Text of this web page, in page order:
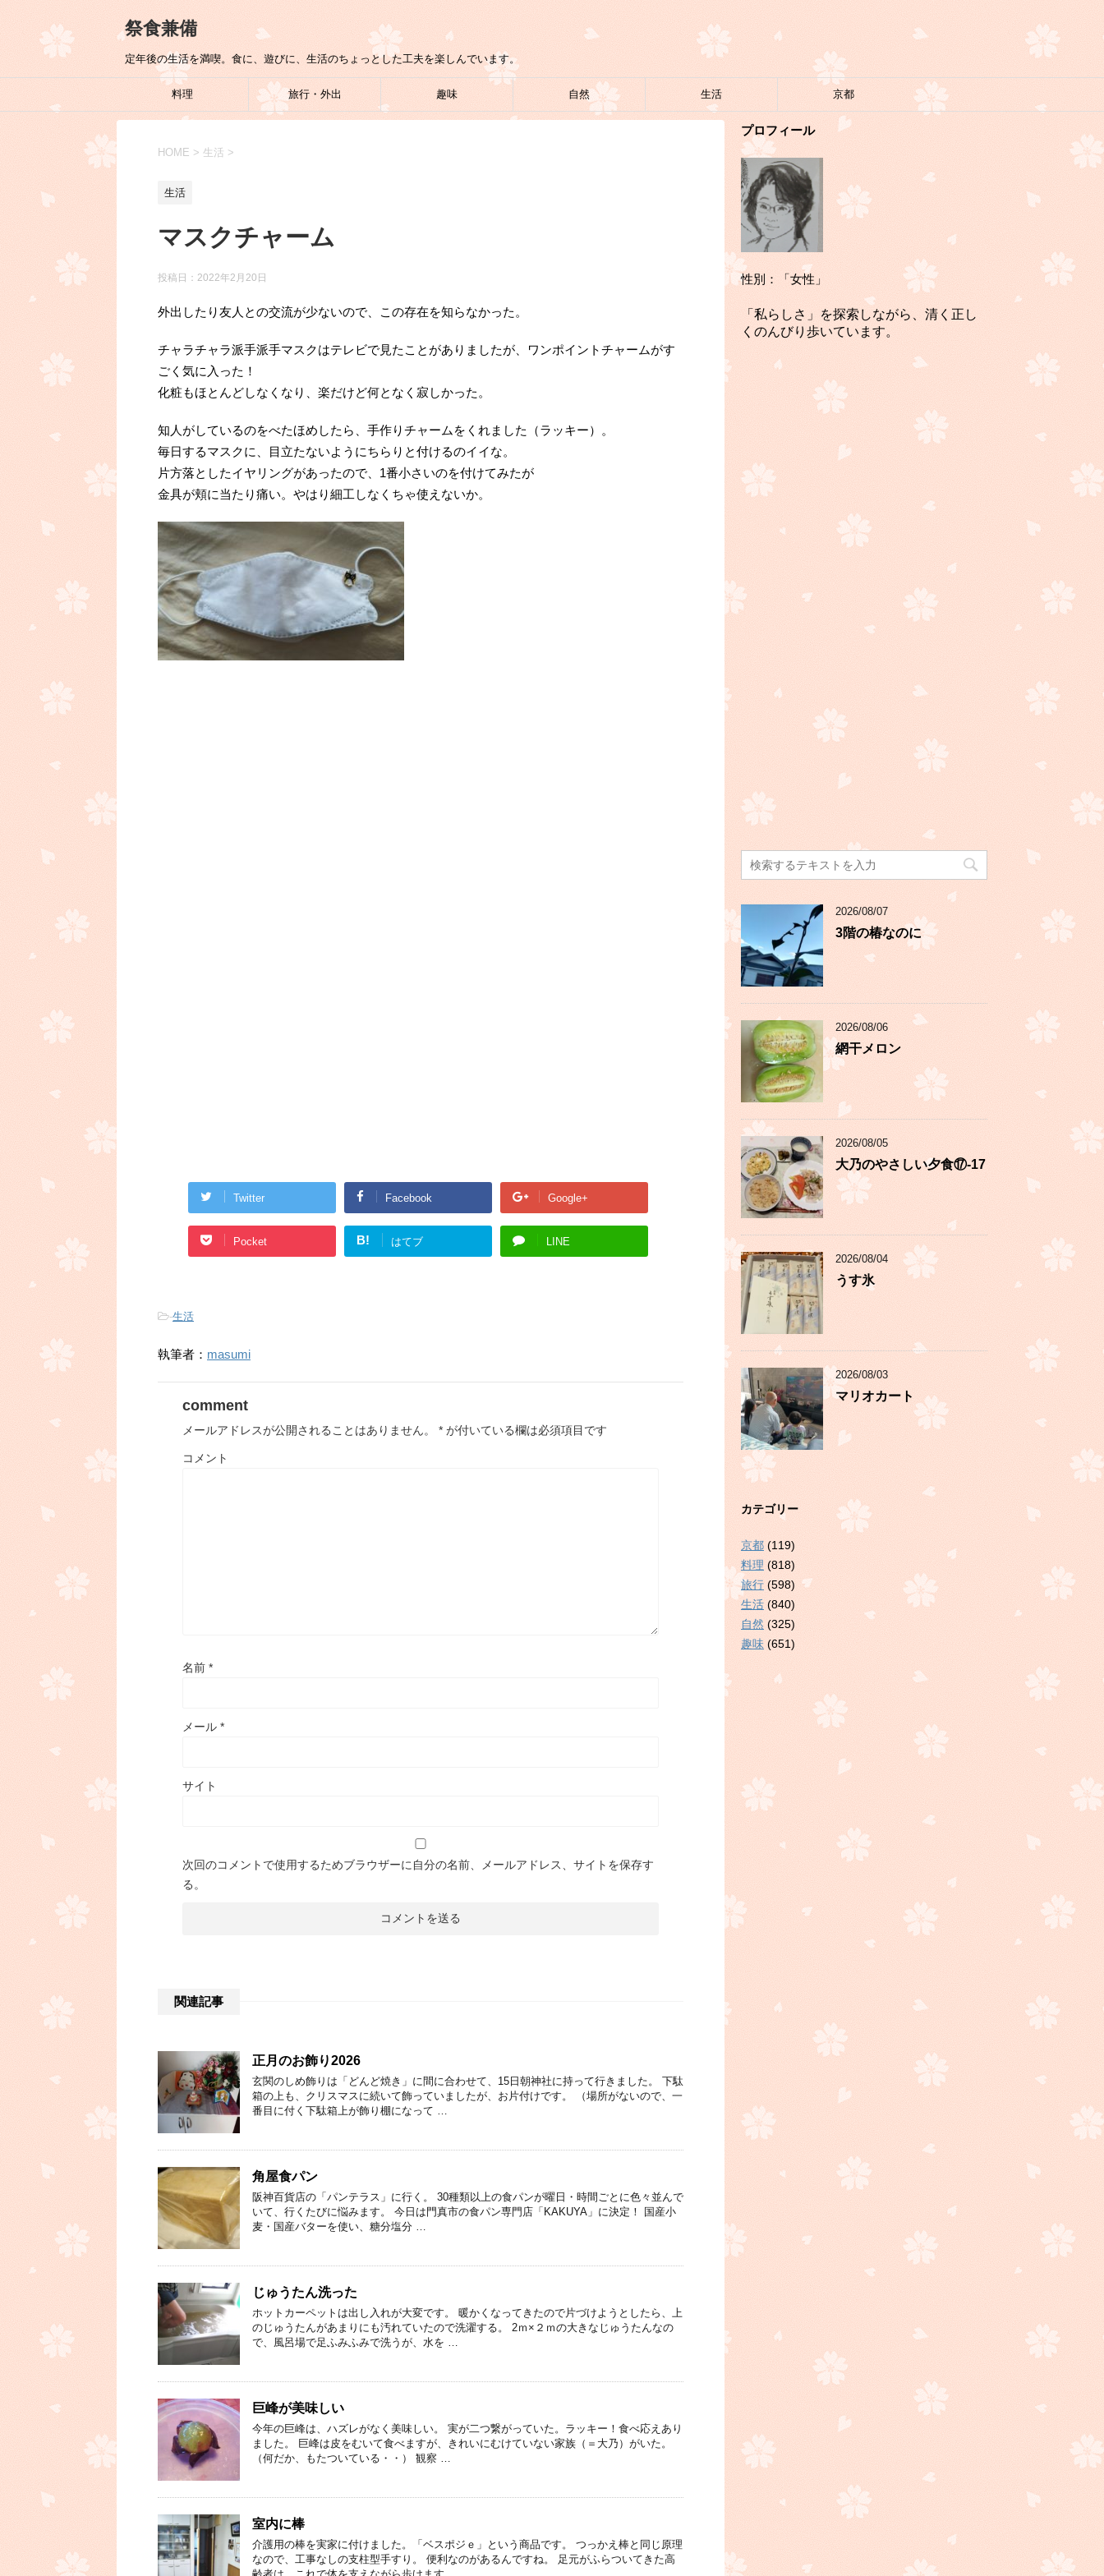
祭食兼備
定年後の生活を満喫。食に、遊びに、生活のちょっとした工夫を楽しんでいます。
料理 旅行・外出 趣味 自然 生活 京都
HOME > 生活 >
生活
マスクチャーム
投稿日： 2022年2月20日
外出したり友人との交流が少ないので、この存在を知らなかった。
チャラチャラ派手派手マスクはテレビで見たことがありましたが、ワンポイントチャームがす
ごく気に入った！
化粧もほとんどしなくなり、楽だけど何となく寂しかった。
知人がしているのをべたほめしたら、手作りチャームをくれました（ラッキー）。
毎日するマスクに、目立たないようにちらりと付けるのイイな。
片方落としたイヤリングがあったので、1番小さいのを付けてみたが
金具が頬に当たり痛い。やはり細工しなくちゃ使えないか。
Twitter Facebook Google+
Pocket B! はてブ LINE
-生活
執筆者： masumi
comment
メールアドレスが公開されることはありません。 * が付いている欄は必須項目です
コメント
名前 *
メール *
サイト
次回のコメントで使用するためブラウザーに自分の名前、メールアドレス、サイトを保存す
る。
関連記事
正月のお飾り2026
玄関のしめ飾りは「どんど焼き」に間に合わせて、15日朝神社に持って行きました。 下駄
箱の上も、クリスマスに続いて飾っていましたが、お片付けです。 （場所がないので、一
番目に付く下駄箱上が飾り棚になって …
角屋食パン
阪神百貨店の「パンテラス」に行く。 30種類以上の食パンが曜日・時間ごとに色々並んで
いて、行くたびに悩みます。 今日は門真市の食パン専門店「KAKUYA」に決定！ 国産小
麦・国産バターを使い、糖分塩分 …
じゅうたん洗った
ホットカーペットは出し入れが大変です。 暖かくなってきたので片づけようとしたら、上
のじゅうたんがあまりにも汚れていたので洗濯する。 2ｍ×２ｍの大きなじゅうたんなの
で、風呂場で足ふみふみで洗うが、水を …
巨峰が美味しい
今年の巨峰は、ハズレがなく美味しい。 実が二つ繋がっていた。ラッキー！食べ応えあり
ました。 巨峰は皮をむいて食べますが、きれいにむけていない家族（＝大乃）がいた。
（何だか、もたついている・・） 観察 …
室内に棒
介護用の棒を実家に付けました。「ベスポジｅ」という商品です。 つっかえ棒と同じ原理
なので、工事なしの支柱型手すり。 便利なのがあるんですね。 足元がふらついてきた高
プロフィール
性別：「女性」
「私らしさ」を探索しながら、清く正し
くのんびり歩いています。
2026/08/07
3階の椿なのに
2026/08/06
網干メロン
2026/08/05
大乃のやさしい夕食⑰-17
2026/08/04
うす氷
2026/08/03
マリオカート
カテゴリー
京都 (119)
料理 (818)
旅行 (598)
生活 (840)
自然 (325)
趣味 (651)